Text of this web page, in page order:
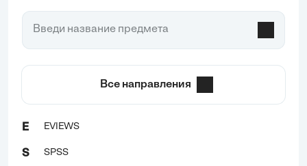
Все направления
E EVIEWS
S SPSS